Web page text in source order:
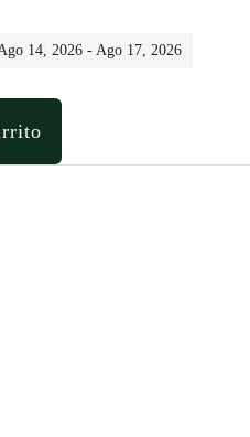
14, 2026 - Ago 17, 2026